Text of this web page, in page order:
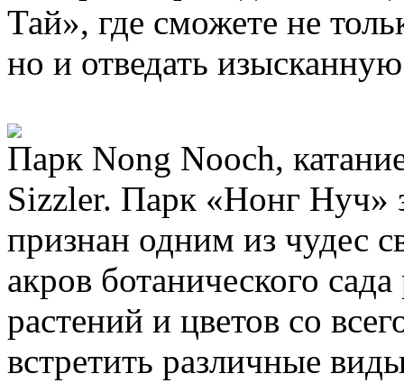
Тай», где сможете не
но и отведать
Парк Nong Nooch,
Sizzler. Парк «Нонг Нуч»
признан одним из чудес
акров ботанического
растений и цветов со
встретить различные